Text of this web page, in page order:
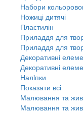
Набори
Ножиці дитячі
Пластилін
Приладдя для
Приладдя для
Декоративні
Декоративні
Налiпки
Показати всі
Малювання та
Малювання та